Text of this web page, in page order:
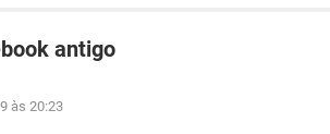
antigo
às 20:23